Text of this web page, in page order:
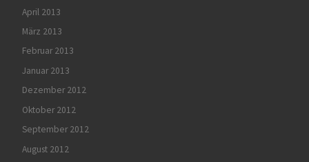
April 2013
März 2013
Februar 2013
Januar 2013
Dezember 2012
Oktober 2012
September 2012
August 2012